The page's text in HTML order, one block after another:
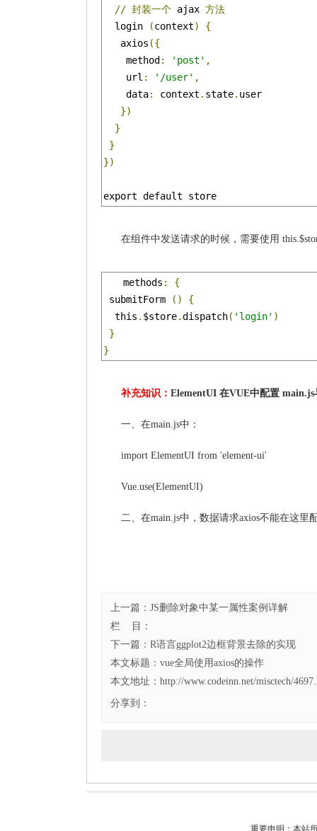
// 封装一个 ajax 方法
  login
(context)
{
   axios
({
    method
: 'post' ,
    url
: '/user' ,
    data
: context . state. user
})
}
}
})
在组件中发送请求的时候，需要使用
methods :
{
submitForm
()
{
  this
. $store.dispatch( 'login' )
}
}
补充知识： ElementUI 在VUE中配置 main.js
一、在main.js中：
import ElementUI from 'element-ui'
Vue.use(ElementUI)
二、在main.js中，数据请求axios不能在这里
上一篇： JS删除对象中某一属性案例详解
栏 目：
下一篇： R语言ggplot2边框背景去除的实现
本文标题： vue全局使用axios的操作
本文地址：http://www.codeinn.net/misctech/
分享到：
重要申明：本站